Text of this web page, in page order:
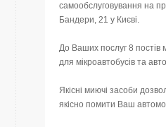
самообслуговування на
Бандери, 21 у Києві.
До Ваших послуг 8 постів
для мікроавтобусів та
Якісні миючі засоби
якісно помити Ваш